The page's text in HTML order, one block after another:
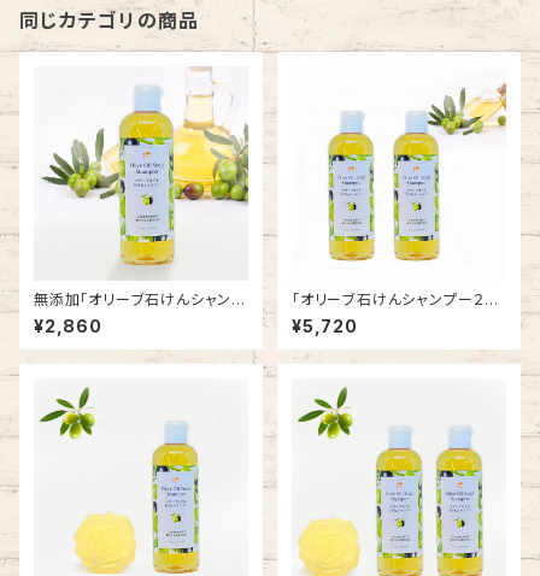
同じカテゴリの商品
無添加「オリーブ石けんシャンプ
ー」
¥2,860
「オリーブ石けんシャンプー２本
セット」
¥5,720